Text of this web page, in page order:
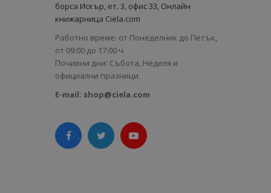
борса Искър, ет. 3, офис 33, Онлайн
книжарница Ciela.com
Работно време: от Понеделник до Петък,
от 09:00 до 17:00 ч.
Почивни дни: Събота, Неделя и
официални празници.
E-mail: shop@ciela.com